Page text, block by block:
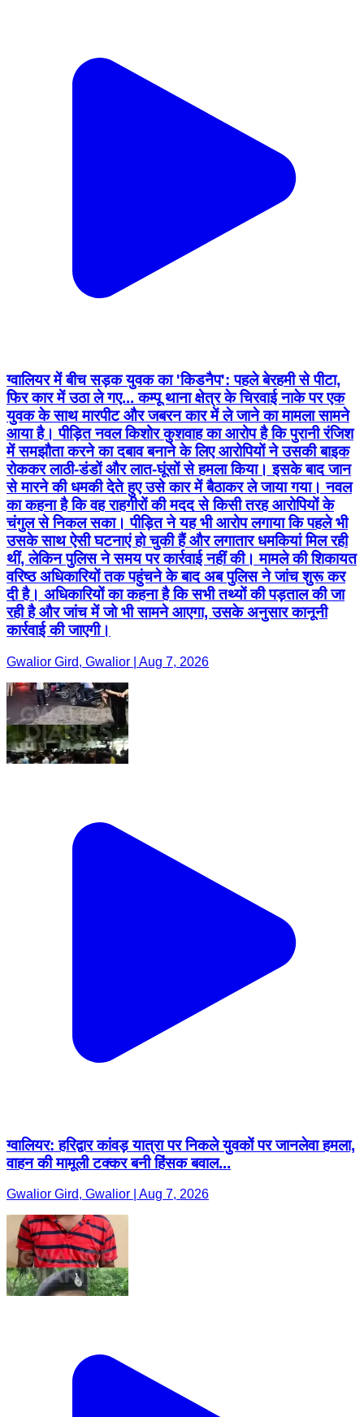
ग्वालियर में बीच सड़क युवक का 'किडनैप': पहले बेरहमी से पीटा,
फिर कार में उठा ले गए... कम्पू थाना क्षेत्र के चिरवाई नाके पर एक
युवक के साथ मारपीट और जबरन कार में ले जाने का मामला सामने
आया है। पीड़ित नवल किशोर कुशवाह का आरोप है कि पुरानी रंजिश
में समझौता करने का दबाव बनाने के लिए आरोपियों ने उसकी बाइक
रोककर लाठी-डंडों और लात-घूंसों से हमला किया। इसके बाद जान
से मारने की धमकी देते हुए उसे कार में बैठाकर ले जाया गया। नवल
का कहना है कि वह राहगीरों की मदद से किसी तरह आरोपियों के
चंगुल से निकल सका। पीड़ित ने यह भी आरोप लगाया कि पहले भी
उसके साथ ऐसी घटनाएं हो चुकी हैं और लगातार धमकियां मिल रही
थीं, लेकिन पुलिस ने समय पर कार्रवाई नहीं की। मामले की शिकायत
वरिष्ठ अधिकारियों तक पहुंचने के बाद अब पुलिस ने जांच शुरू कर
दी है। अधिकारियों का कहना है कि सभी तथ्यों की पड़ताल की जा
रही है और जांच में जो भी सामने आएगा, उसके अनुसार कानूनी
कार्रवाई की जाएगी।
Gwalior Gird, Gwalior | Aug 7, 2026
ग्वालियर: हरिद्वार कांवड़ यात्रा पर निकले युवकों पर जानलेवा हमला,
वाहन की मामूली टक्कर बनी हिंसक बवाल...
Gwalior Gird, Gwalior | Aug 7, 2026